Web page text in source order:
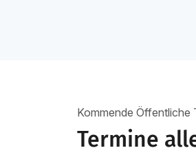
Kommende Öffentliche
Termine